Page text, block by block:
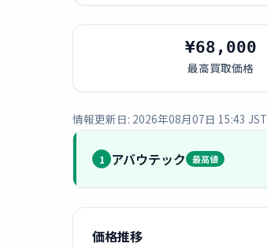
¥68,000
最高買取価格
情報更新日: 2026年08月07日 15:43 JST
1 アバウテック 最高値
価格推移